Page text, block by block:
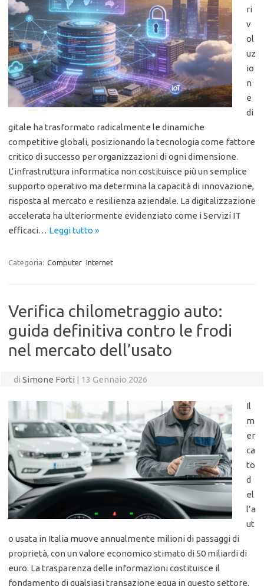
ri
v
ol
uz
io
n
e
di
gitale ha trasformato radicalmente le dinamiche
competitive globali, posizionando la tecnologia come fattore
critico di successo per organizzazioni di ogni dimensione.
L’infrastruttura informatica non costituisce più un semplice
supporto operativo ma determina la capacità di innovazione,
risposta al mercato e resilienza aziendale. La digitalizzazione
accelerata ha ulteriormente evidenziato come i Servizi IT
efficaci… Leggi tutto »
Categoria: Computer Internet
Verifica chilometraggio auto:
guida definitiva contro le frodi
nel mercato dell’usato
di Simone Forti | 13 Gennaio 2026
Il
m
er
ca
to
d
el
l’a
ut
o usata in Italia muove annualmente milioni di passaggi di
proprietà, con un valore economico stimato di 50 miliardi di
euro. La trasparenza delle informazioni costituisce il
fondamento di qualsiasi transazione equa in questo settore.